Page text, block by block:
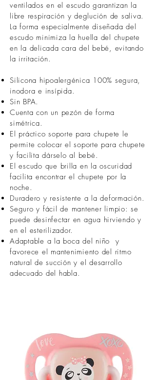
ventilados en el escudo garantizan la
libre respiración y deglución de saliva.
La forma especialmente diseñada del
escudo minimiza la huella del chupete
en la delicada cara del bebé, evitando
la irritación.
Silicona hipoalergénica 100% segura,
inodora e insípida.
Sin BPA.
Cuenta con un pezón de forma
simétrica.
El práctico soporte para chupete le
permite colocar el soporte para chupete
y facilita dárselo al bebé.
El escudo que brilla en la oscuridad
facilita encontrar el chupete por la
noche.
Duradero y resistente a la deformación.
Seguro y fácil de mantener limpio: se
puede desinfectar en agua hirviendo y
en el esterilizador.
Adaptable a la boca del niño y
favorece el mantenimiento del ritmo
natural de succión y el desarrollo
adecuado del habla.